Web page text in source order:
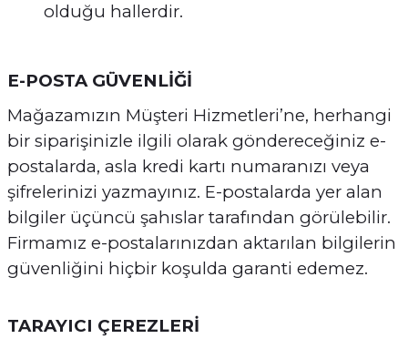
olduğu hallerdir.
E-POSTA GÜVENLİĞİ
Mağazamızın Müşteri Hizmetleri’ne, herhangi
bir siparişinizle ilgili olarak göndereceğiniz e-
postalarda, asla kredi kartı numaranızı veya
şifrelerinizi yazmayınız. E-postalarda yer alan
bilgiler üçüncü şahıslar tarafından görülebilir.
Firmamız e-postalarınızdan aktarılan bilgilerin
güvenliğini hiçbir koşulda garanti edemez.
TARAYICI ÇEREZLERİ